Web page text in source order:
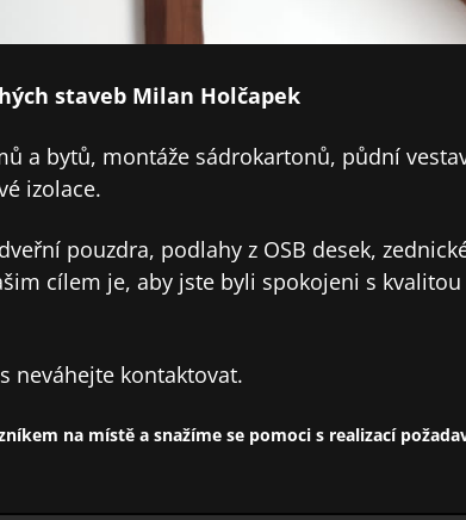
staveb Milan Holčapek
a bytů, montáže sádrokartonů, půdní
izolace.
pouzdra, podlahy z OSB desek,
cílem je, aby jste byli spokojeni s
neváhejte kontaktovat.
na místě a snažíme se pomoci s realizací